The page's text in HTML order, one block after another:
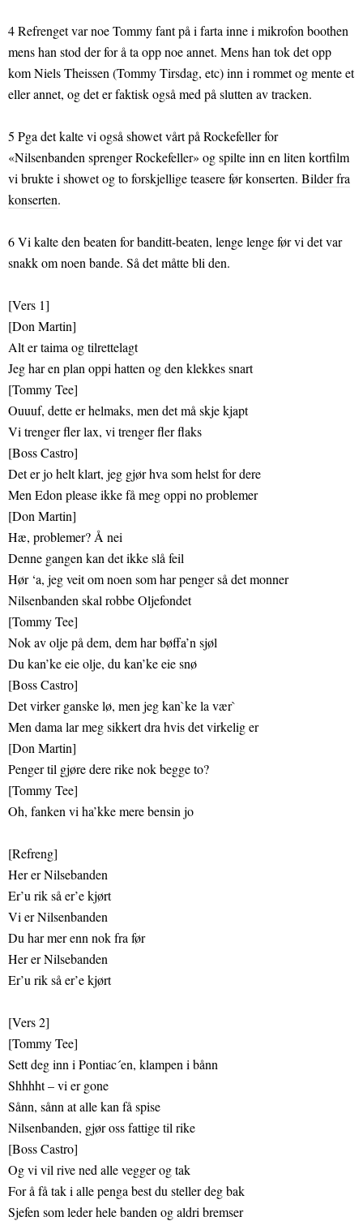
4 Refrenget var noe Tommy fant på i farta inne i mikrofon boothen
mens han stod der for å ta opp noe annet. Mens han tok det opp
kom Niels Theissen (Tommy Tirsdag, etc) inn i rommet og mente et
eller annet, og det er faktisk også med på slutten av tracken.
5 Pga det kalte vi også showet vårt på Rockefeller for
«Nilsenbanden sprenger Rockefeller» og spilte inn en liten kortfilm
vi brukte i showet og to forskjellige teasere før konserten. Bilder fra
konserten.
6 Vi kalte den beaten for banditt-beaten, lenge lenge før vi det var
snakk om noen bande. Så det måtte bli den.
[Vers 1]
[Don Martin]
Alt er taima og tilrettelagt
Jeg har en plan oppi hatten og den klekkes snart
[Tommy Tee]
Ouuuf, dette er helmaks, men det må skje kjapt
Vi trenger fler lax, vi trenger fler flaks
[Boss Castro]
Det er jo helt klart, jeg gjør hva som helst for dere
Men Edon please ikke få meg oppi no problemer
[Don Martin]
Hæ, problemer? Å nei
Denne gangen kan det ikke slå feil
Hør ‘a, jeg veit om noen som har penger så det monner
Nilsenbanden skal robbe Oljefondet
[Tommy Tee]
Nok av olje på dem, dem har bøffa’n sjøl
Du kan’ke eie olje, du kan’ke eie snø
[Boss Castro]
Det virker ganske lø, men jeg kan`ke la vær`
Men dama lar meg sikkert dra hvis det virkelig er
[Don Martin]
Penger til gjøre dere rike nok begge to?
[Tommy Tee]
Oh, fanken vi ha’kke mere bensin jo
[Refreng]
Her er Nilsebanden
Er’u rik så er’e kjørt
Vi er Nilsenbanden
Du har mer enn nok fra før
Her er Nilsebanden
Er’u rik så er’e kjørt
[Vers 2]
[Tommy Tee]
Sett deg inn i Pontiac´en, klampen i bånn
Shhhht – vi er gone
Sånn, sånn at alle kan få spise
Nilsenbanden, gjør oss fattige til rike
[Boss Castro]
Og vi vil rive ned alle vegger og tak
For å få tak i alle penga best du steller deg bak
Sjefen som leder hele banden og aldri bremser